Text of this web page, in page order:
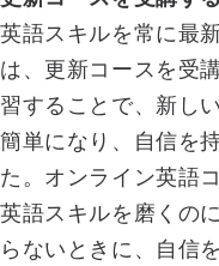
英語スキルを常に最
は、更新コースを受
習することで、新し
簡単になり、自信を
た。オンライン英語
英語スキルを磨くの
らないときに、自信